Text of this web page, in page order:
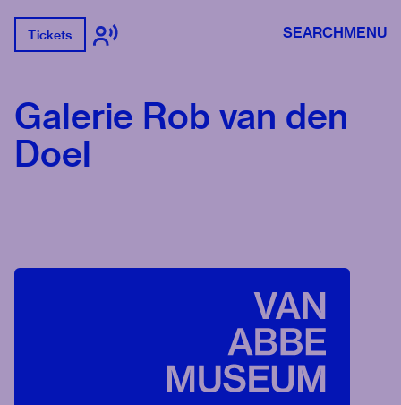
Tickets SEARCHMENU
Galerie Rob van den
Doel